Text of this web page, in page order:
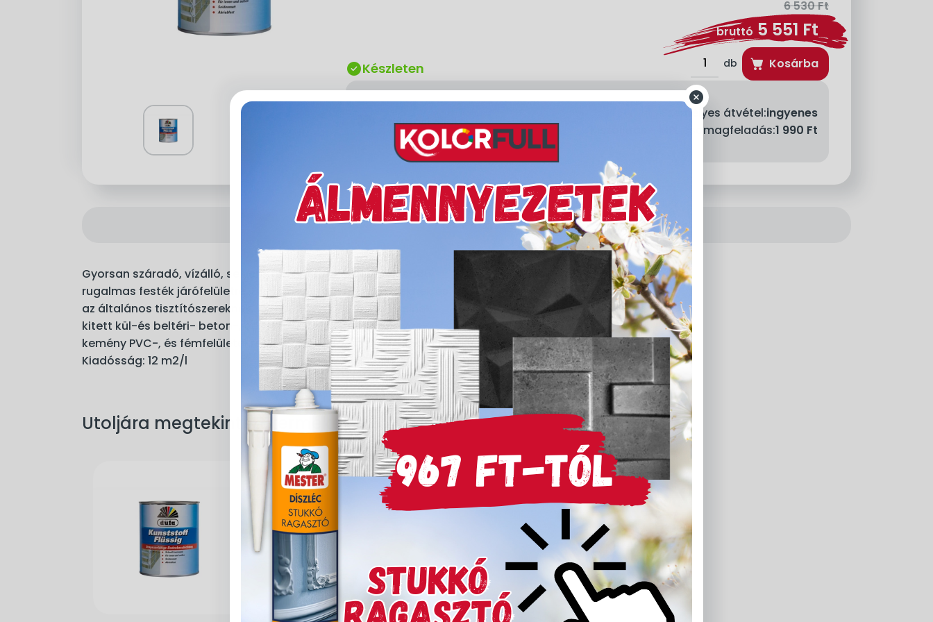
Készleten
6 530Ft
bruttó 5 551 Ft
db Kosárba
Szállítási díjak:
Személyes átvétel:ingyenes
Kiszállítás - MPL csomagfeladás:1 990 Ft
Leírás & Adatok
Gyorsan száradó, vízálló, selyemfényű, magas kopásállóságú,
rugalmas festék járófelületre. Ellenáll a hígított vegyszereknek és
az általános tisztítószereknek. Alkalmas erős igénybevételnek
kitett kül-és beltéri- beton-, cement-, eternit, horgany-, vas-,
kemény PVC-, és fémfelületekre. Hígítás: Aromamentes higító.
Kiadósság: 12 m2/l
Utoljára megtekintett termékek